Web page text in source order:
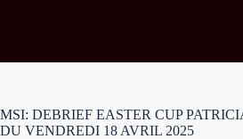
MSI: DEBRIEF EASTER CUP
DU VENDREDI 18 AVRIL 2025